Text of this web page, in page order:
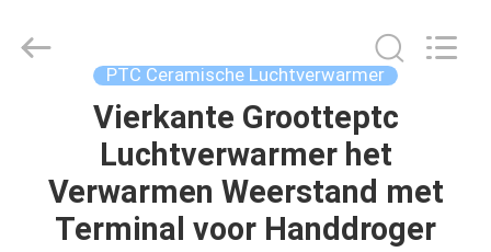
PRODUCTEN
PTC Ceramische Luchtverwarmer
Vierkante Grootteptc
Luchtverwarmer het
Verwarmen Weerstand met
Terminal voor Handdroger